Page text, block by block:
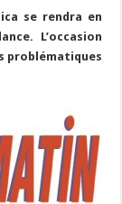
d
o
es
t
p
se rendra en
L’occasion
problématiques